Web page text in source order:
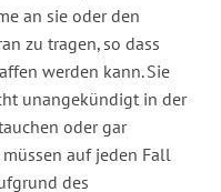
an sie oder den
zu tragen, so dass
werden kann. Sie
unangekündigt in der
oder gar
auf jeden Fall
des